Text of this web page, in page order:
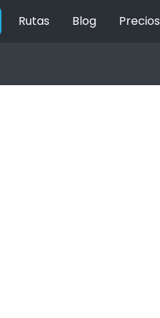
Rutas Blog Precios